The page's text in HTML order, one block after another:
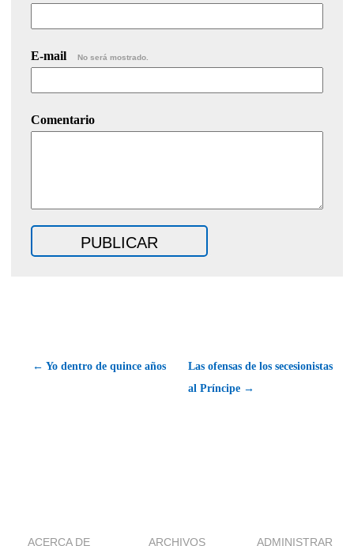
E-mail No será mostrado.
Comentario
← Yo dentro de quince años
Las ofensas de los secesionistas
al Príncipe →
ACERCA DE ARCHIVOS ADMINISTRAR